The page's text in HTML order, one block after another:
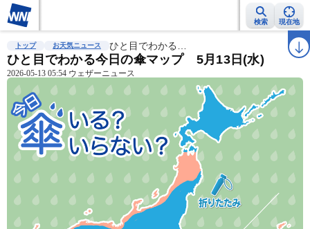
検索 現在地
雨雲レーダー 台風情報 地震情報 ラ
トップ お天気ニュース ひと目でわかる…
ひと目でわかる今日の傘マップ 5月13日(水)
2026-05-13 05:54 ウェザーニュース